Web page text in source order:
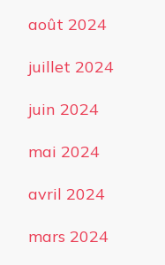
août 2024
juillet 2024
juin 2024
mai 2024
avril 2024
mars 2024